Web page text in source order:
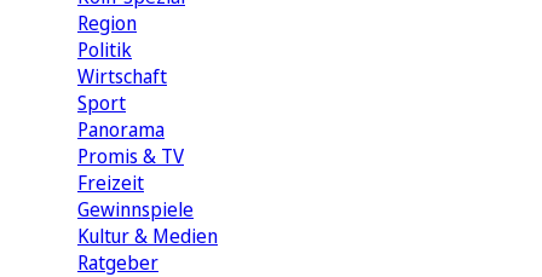
Region
Politik
Wirtschaft
Sport
Panorama
Promis & TV
Freizeit
Gewinnspiele
Kultur & Medien
Ratgeber